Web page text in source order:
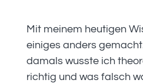
Mit meinem heutigen
einiges anders
damals wusste ich
richtig und was falsch